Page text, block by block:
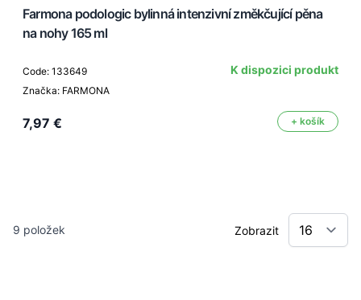
Farmona podologic bylinná intenzivní změkčující pěna
na nohy 165 ml
Code: 133649
Značka: FARMONA
K dispozici produkt
7,97 € + košík
9 položek Zobrazit